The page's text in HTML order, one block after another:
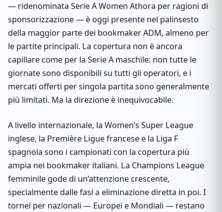
— ridenominata Serie A Women Athora per ragioni di
sponsorizzazione — è oggi presente nel palinsesto
della maggior parte dei bookmaker ADM, almeno per
le partite principali. La copertura non è ancora
capillare come per la Serie A maschile: non tutte le
giornate sono disponibili su tutti gli operatori, e i
mercati offerti per singola partita sono generalmente
più limitati. Ma la direzione è inequivocabile.
A livello internazionale, la Women’s Super League
inglese, la Première Ligue francese e la Liga F
spagnola sono i campionati con la copertura più
ampia nei bookmaker italiani. La Champions League
femminile gode di un’attenzione crescente,
specialmente dalle fasi a eliminazione diretta in poi. I
tornei per nazionali — Europei e Mondiali — restano